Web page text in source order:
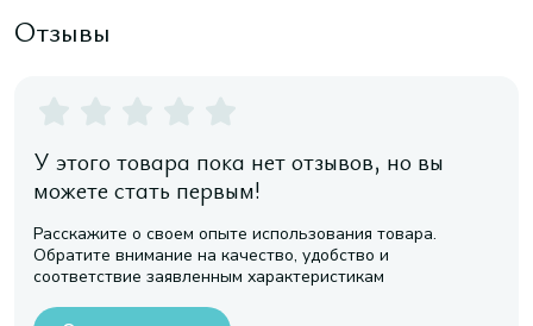
Отзывы
У этого товара пока нет отзывов, но вы
можете стать первым!
Расскажите о своем опыте использования товара.
Обратите внимание на качество, удобство и
соответствие заявленным характеристикам